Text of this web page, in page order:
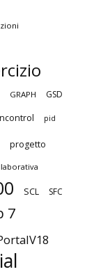
GRAPH GSD
pid
progetto
SCL SFC
7